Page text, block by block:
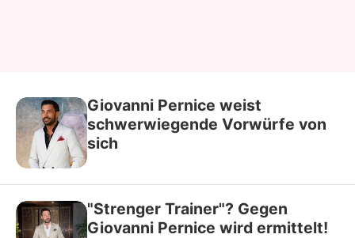
Giovanni Pernice weist
schwerwiegende Vorwürfe von
sich
"Strenger Trainer"? Gegen
Giovanni Pernice wird ermittelt!